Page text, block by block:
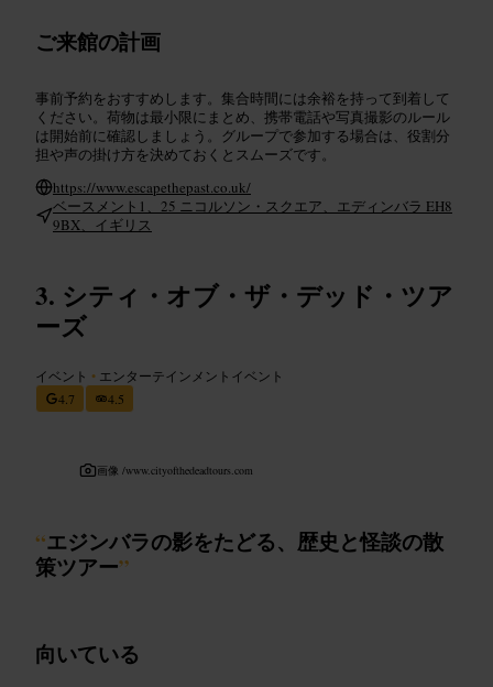
ご来館の計画
事前予約をおすすめします。集合時間には余裕を持って到着して
ください。荷物は最小限にまとめ、携帯電話や写真撮影のルール
は開始前に確認しましょう。グループで参加する場合は、役割分
担や声の掛け方を決めておくとスムーズです。
https://www.escapethepast.co.uk/
ベースメント1、25 ニコルソン・スクエア、エディンバラ EH8
9BX、イギリス
シティ・オブ・ザ・デッド・ツア
ーズ
イベント • エンターテインメントイベント
4.7
4.5
画像 /www.cityofthedeadtours.com
“エジンバラの影をたどる、歴史と怪談の散
策ツアー”
向いている